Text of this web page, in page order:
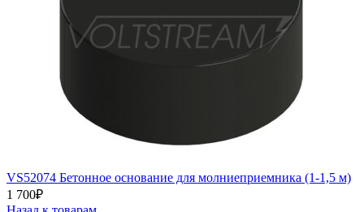
VS52074 Бетонное основание для молниеприемника (1-1,5 м)
1 700₽